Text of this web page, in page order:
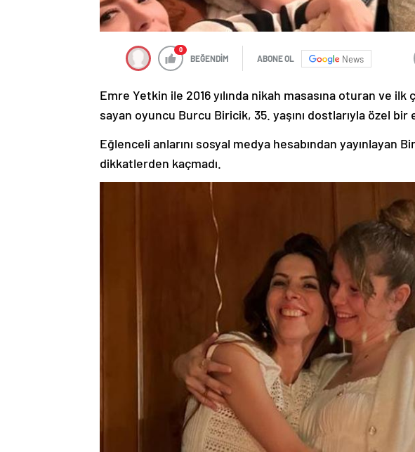
0
BEĞENDİM ABONE OL News
Emre Yetkin ile 2016 yılında nikah masasına oturan ve
sayan oyuncu Burcu Biricik, 35. yaşını dostlarıyla özel
Eğlenceli anlarını sosyal medya hesabından yayınlayan
dikkatlerden kaçmadı.